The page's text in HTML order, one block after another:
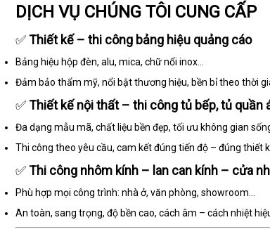
DỊCH VỤ CHÚNG TÔI CUNG CẤP
✅Thiết kế – thi công bảng hiệu quảng cáo
Bảng hiệu hộp đèn, alu, mica, chữ nổi inox...
Đảm bảo thẩm mỹ, nổi bật thương hiệu, bền bỉ theo thời
✅Thiết kế nội thất – thi công tủ bếp, tủ quần
Đa dạng mẫu mã, chất liệu bền đẹp, tối ưu không gian
Thi công theo yêu cầu, cam kết đúng tiến độ – đúng thiết
✅Thi công nhôm kính – lan can kính – cửa
Phù hợp mọi công trình: nhà ở, văn phòng, showroom…
An toàn, sang trọng, độ bền cao, cách âm – cách nhiệt